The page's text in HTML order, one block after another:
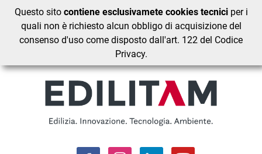
Questo sitocontiene esclusivamete cookies tecniciper i
quali non è richiesto alcun obbligo di acquisizione del
consenso d'uso come disposto dall'art. 122 del Codice
Privacy.